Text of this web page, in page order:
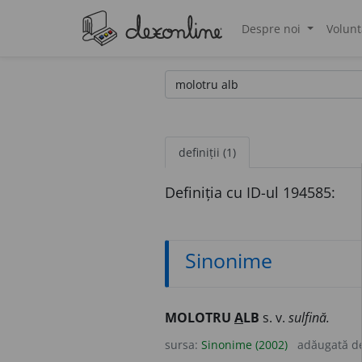
Despre noi
definiții (1)
Definiția cu ID-ul 194585:
Sinonime
MOLOTRU ALB s. v. sulfină.
sursa: Sinonime (2002) adăugată